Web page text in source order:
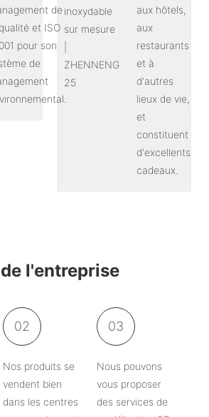
de
et ISO
pour son
de
aux hôtels,
aux
restaurants
et à
d'autres
lieux de vie,
et
constituent
d'excellents
cadeaux.
l'entreprise
02
Nos produits se
vendent bien
dans les centres
03
Nous pouvons
vous proposer
des services de